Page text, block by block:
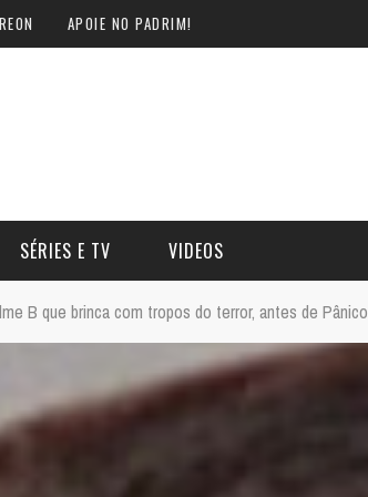
APOIE NO PADRIM!
SÉRIES E TV VIDEOS
B que brinca com tropos do terror, antes de Pânico